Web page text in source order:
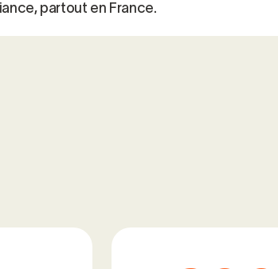
partout en France.